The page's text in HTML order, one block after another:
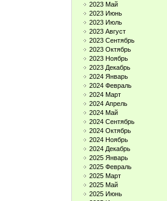
2023 Май
2023 Июнь
2023 Июль
2023 Август
2023 Сентябрь
2023 Октябрь
2023 Ноябрь
2023 Декабрь
2024 Январь
2024 Февраль
2024 Март
2024 Апрель
2024 Май
2024 Сентябрь
2024 Октябрь
2024 Ноябрь
2024 Декабрь
2025 Январь
2025 Февраль
2025 Март
2025 Май
2025 Июнь